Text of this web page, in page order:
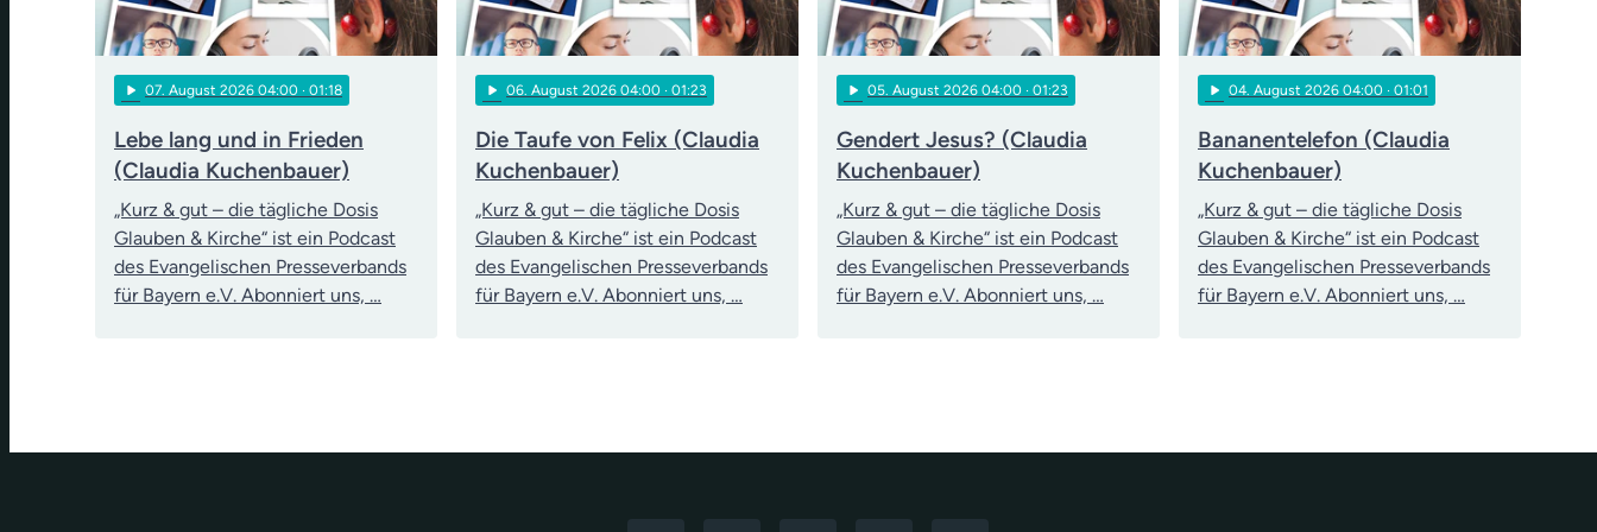
play_arrow 07 . August 2026 04:00 · 01:18
Lebe lang und in Frieden
(Claudia Kuchenbauer)
„Kurz & gut – die tägliche Dosis
Glauben & Kirche“ ist ein Podcast
des Evangelischen Presseverbands
für Bayern e.V. Abonniert uns, …
play_arrow 06 . August 2026 04:00 · 01:23
Die Taufe von Felix (Claudia
Kuchenbauer)
„Kurz & gut – die tägliche Dosis
Glauben & Kirche“ ist ein Podcast
des Evangelischen Presseverbands
für Bayern e.V. Abonniert uns, …
play_arrow 05 . August 2026 04:00 · 01:23
Gendert Jesus? (Claudia
Kuchenbauer)
„Kurz & gut – die tägliche Dosis
Glauben & Kirche“ ist ein Podcast
des Evangelischen Presseverbands
für Bayern e.V. Abonniert uns, …
play_arrow 04 . August 2026 04:00 · 01:01
Bananentelefon (Claudia
Kuchenbauer)
„Kurz & gut – die tägliche Dosis
Glauben & Kirche“ ist ein Podcast
des Evangelischen Presseverbands
für Bayern e.V. Abonniert uns, …